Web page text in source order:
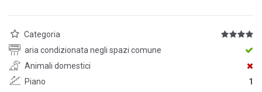
Categoria
aria condizionata negli spazi comune
Animali domestici
Piano
1